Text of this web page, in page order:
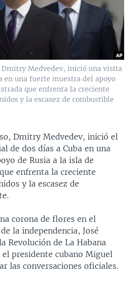
Medvedev, inició una visita
en una fuerte muestra del apoyo
que enfrenta la creciente
y la escasez de combustible
Dmitry Medvedev, inició el
de dos días a Cuba en una
de Rusia a la isla de
enfrenta la creciente
y la escasez de
corona de flores en el
la independencia, José
Revolución de La Habana
presidente cubano Miguel
las conversaciones oficiales.